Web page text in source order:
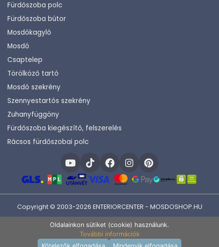
Kosárba rakom
Fürdőszoba polc
Fürdőszoba bútor
Mosdókagyló
Mosdó
Csaptelep
Törölköző tartó
Mosdó szekrény
Szennyestartós szekrény
Zuhanyfüggöny
Fürdőszoba kiegészítő, felszerelés
Rácsos fürdőszobai polc
Copyright © 2003-2026 ENTERIORCENTER - MOSDOSHOP.HU
Oldalainkon sütiket (cookie) használunk.
További információk
Kötelezők elfogadása
Mindegyik elfogadása